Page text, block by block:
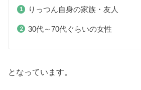
りっつん自身の家族・友人
30代～70代ぐらいの女性
となっています。